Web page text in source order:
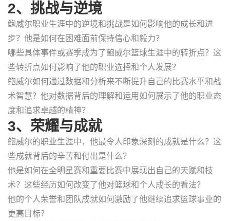
2、挑战与逆境
鲍威尔职业生涯中的逆境和挑战是如何影响他的成长和进
步？他是如何在困难面前保持信心和毅力？
哪些具体事件或赛季成为了鲍威尔篮球生涯中的转折点？这
些转折点如何影响了他的职业选择和个人发展？
鲍威尔如何通过数据和分析来不断提升自己的比赛水平和战
术智慧？他对数据背后的理解和运用如何展示了他的职业态
度和追求卓越的精神？
3、荣耀与成就
鲍威尔的职业生涯中，他最令人印象深刻的成就是什么？这
些成就背后的辛苦和付出是什么？
他是如何在全明星赛和重要比赛中展现出自己的天赋和技
术？这些经历如何改变了他对篮球和个人成长的看法？
他的个人荣誉和团队成就如何激励了他继续追求篮球事业的
更高目标？